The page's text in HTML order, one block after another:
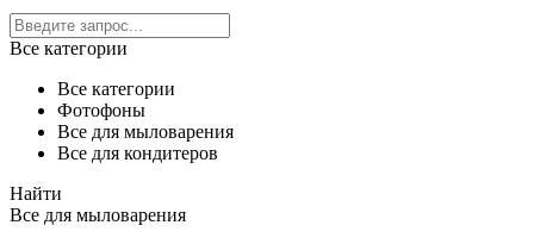
Все категории
Все категории
Фотофоны
Все для мыловарения
Все для кондитеров
Найти
Все для мыловарения